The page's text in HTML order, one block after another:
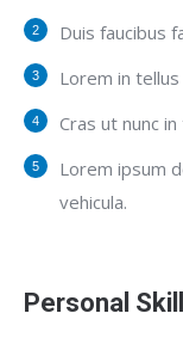
Duis faucibus
Lorem in
Cras ut nunc
Lorem ipsum
vehicula.
Personal